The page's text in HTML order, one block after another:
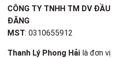
CÔNG TY TNHH TM DV ĐẦU
ĐĂNG
MST: 0310655912
Thanh Lý Phong Hải là đơn